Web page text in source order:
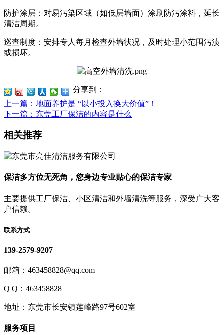
防护涂层：对易污染区域（如低层墙面）涂刷防污涂料，延长
清洁周期。
巡查制度：安排专人每月检查外墙状况，及时处理小范围污渍
或损坏。
分享到：
上一篇 ：地面养护是 “以小投入换大价值”！
下一篇 ：东莞工厂保洁的内容是什么
相关推荐
保洁多方位无死角，您身边专业贴心的保洁专家
主要提供工厂保洁、小区清洁和外墙清洗等服务，深受广大客
户信赖。
联系方式
139-2579-9207
邮箱：463458828@qq.com
Q Q：463458828
地址：东莞市长安镇莲峰路97号602室
服务项目